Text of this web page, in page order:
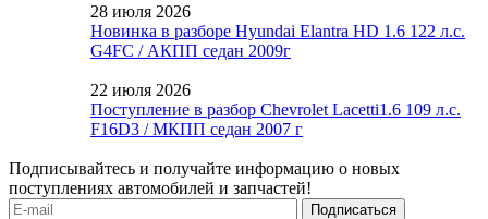
28 июля 2026
Новинка в разборе Hyundai Elantra HD 1.6 122 л.с.
G4FC / АКПП седан 2009г
22 июля 2026
Поступление в разбор Chevrolet Lacetti1.6 109 л.с.
F16D3 / МКПП седан 2007 г
Подписывайтесь и получайте информацию о новых
поступлениях автомобилей и запчастей!